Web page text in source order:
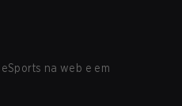
na web e em